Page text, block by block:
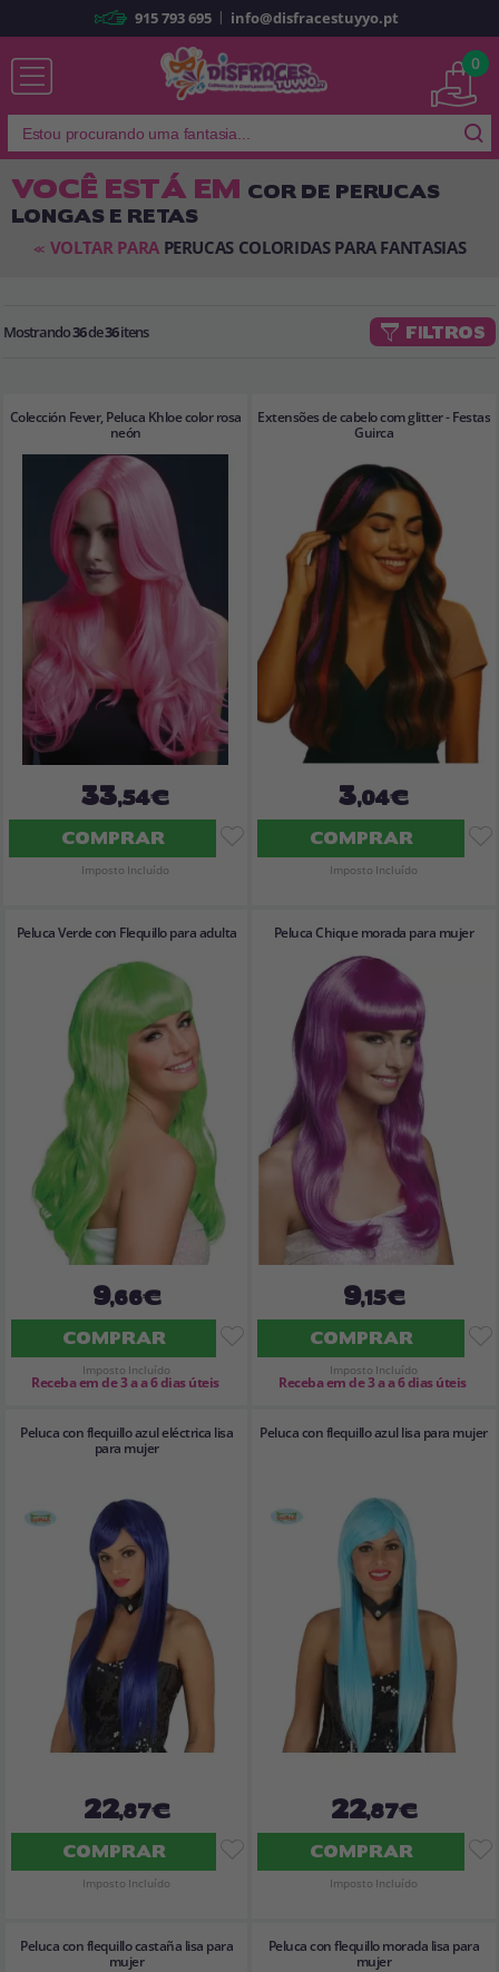
Já sou cliente
Lembrar-me Esqueceu sua senha?
Ao criar uma conta em
, você poderá fazer suas
compras rapidamente em nossa loja virtual, verificar o status de seus
pedidos e consultar suas operações anteriores.
Vá em frente! Estávamos esperando por você.
CRIAR CONTA
915 793 695 | info@disfracestuyyo.pt
0
VOCÊ ESTÁ EM COR DE PERUCAS
LONGAS E RETAS
<< VOLTAR PARA PERUCAS COLORIDAS PARA FANTASIAS
Mostrando36de36itens FILTROS
Colección Fever, Peluca Khloe color rosa
neón
33,54€
COMPRAR
Imposto Incluído
Extensões de cabelo com glitter - Festas
Guirca
3,04€
COMPRAR
Imposto Incluído
Peluca Verde con Flequillo para adulta
9,66€
COMPRAR
Imposto Incluído
Receba em de 3 a a 6 dias úteis
Peluca Chique morada para mujer
9,15€
COMPRAR
Imposto Incluído
Receba em de 3 a a 6 dias úteis
Peluca con flequillo azul eléctrica lisa
para mujer
22,87€
COMPRAR
Imposto Incluído
Peluca con flequillo azul lisa para mujer
22,87€
COMPRAR
Imposto Incluído
Peluca con flequillo castaña lisa para
mujer
Peluca con flequillo morada lisa para
mujer